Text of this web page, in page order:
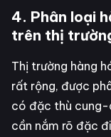
4. Phân loại
trên thị
Thị trường hàng
rất rộng, được
có đặc thù cung-
cần nắm rõ đặc